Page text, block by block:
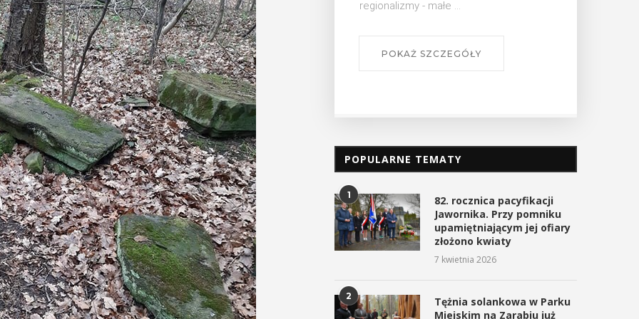
regionalizmy - małe ...
POKAŻ SZCZEGÓŁY
POPULARNE TEMATY
1
82. rocznica pacyfikacji
Jawornika. Przy pomniku
upamiętniającym jej ofiary
złożono kwiaty
7 kwietnia 2026
2
Tężnia solankowa w Parku
Miejskim na Zarabiu już